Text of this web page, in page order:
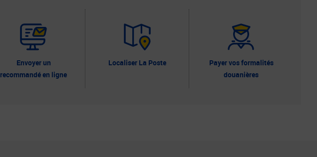
Envoyer un
recommandé en ligne
Localiser La Poste
Payer vos formalités
douanières